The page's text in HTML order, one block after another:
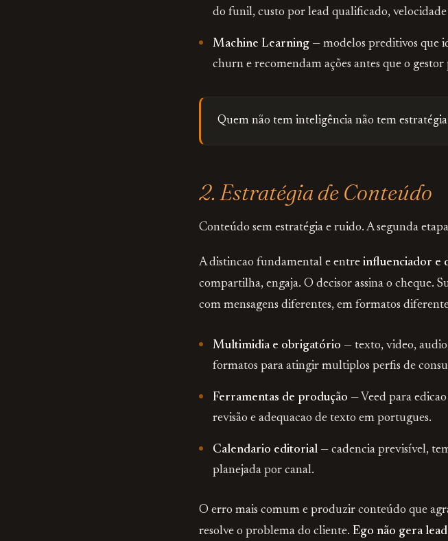
do funil, custo por lead qualificado,
Machine Learning — modelos preditivos que
churn e recomendam ações antes que o
Quem não tem inteligência não tem
2. Estratégia de Conteúdo
Conteúdo sem estratégia e ruido. A segunda
A distincao fundamental e entre influenciador e
compartilha, engaja. O decisor assina o cheque.
com mensagens diferentes, em formatos
Multimidia e obrigatório — texto, video,
formatos para atingir multiplos perfis de
Ferramentas de produção — Veed para
revisão e adequacao de texto em portugues.
Calendario editorial — cadencia previsível,
planejada por canal.
O erro mais comum e produzir conteúdo que
resolve o problema do cliente. Ego não gera